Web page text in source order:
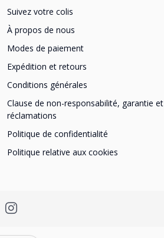
Suivez votre colis
À propos de nous
Modes de paiement
Expédition et retours
Conditions générales
Clause de non-responsabilité, garantie et
réclamations
Politique de confidentialité
Politique relative aux cookies